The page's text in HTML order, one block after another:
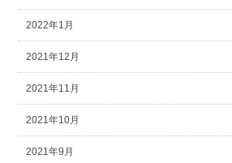
2022年1月
2021年12月
2021年11月
2021年10月
2021年9月